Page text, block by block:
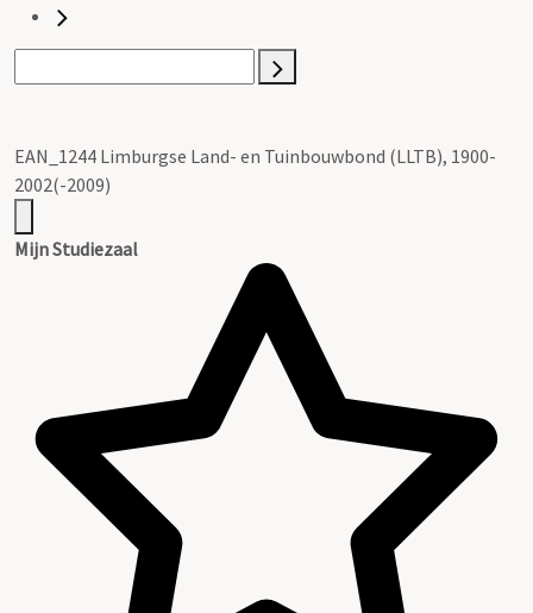
EAN_1244 Limburgse Land- en Tuinbouwbond (LLTB), 1900-
2002(-2009)
Mijn Studiezaal